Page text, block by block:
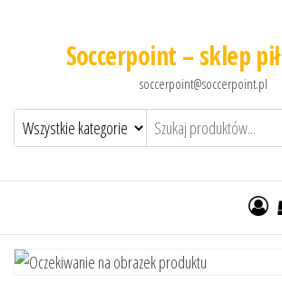
Soccerpoint – sklep
soccerpoint@soccerpoint.pl